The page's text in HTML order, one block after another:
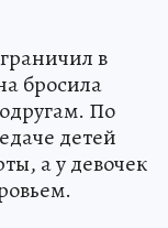
в
бросила
По
детей
а у девочек